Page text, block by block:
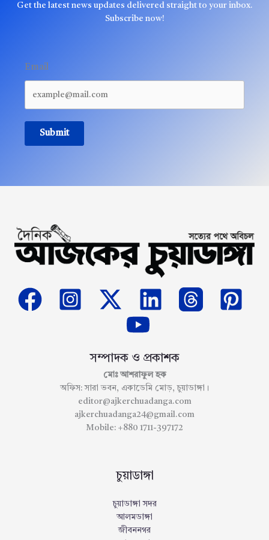
Get the latest news updates delivered straight to your inbox.
Subscribe now!
Email
Submit
সম্পাদক ও প্রকাশক
মোঃ আশরাফুল হক
অফিস: সারা ভবন, একাডেমি মোড়, চুয়াডাঙ্গা।
editor@ajkerchuadanga.com
ajkerchuadanga24@gmail.com
Mobile: +880 1711-397172
চুয়াডাঙ্গা
চুয়াডাঙ্গা সদর
আলমডাঙ্গা
জীবননগর